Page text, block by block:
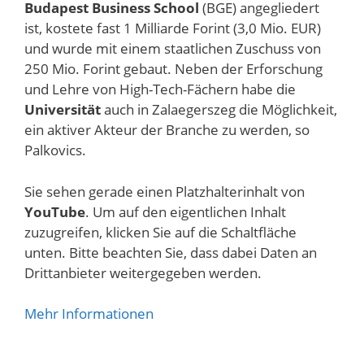
Budapest Business School (BGE) angegliedert
ist, kostete fast 1 Milliarde Forint (3,0 Mio. EUR)
und wurde mit einem staatlichen Zuschuss von
250 Mio. Forint gebaut. Neben der Erforschung
und Lehre von High-Tech-Fächern habe die
Universitätauch in Zalaegerszeg die Möglichkeit,
ein aktiver Akteur der Branche zu werden, so
Palkovics.
Sie sehen gerade einen Platzhalterinhalt von
YouTube. Um auf den eigentlichen Inhalt
zuzugreifen, klicken Sie auf die Schaltfläche
unten. Bitte beachten Sie, dass dabei Daten an
Drittanbieter weitergegeben werden.
Mehr Informationen